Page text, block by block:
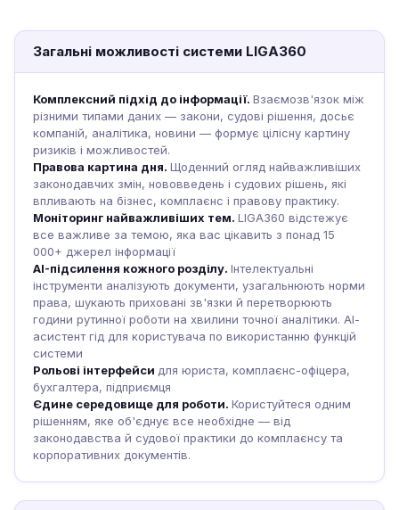
Загальні можливості системи LIGA360
Комплексний підхід до інформації. Взаємозв'язок між
різними типами даних — закони, судові рішення, досьє
компаній, аналітика, новини — формує цілісну картину
ризиків і можливостей.
Правова картина дня. Щоденний огляд найважливіших
законодавчих змін, нововведень і судових рішень, які
впливають на бізнес, комплаєнс і правову практику.
Моніторинг найважливіших тем. LIGA360 відстежує
все важливе за темою, яка вас цікавить з понад 15
000+ джерел інформації
AI-підсилення кожного розділу. Інтелектуальні
інструменти аналізують документи, узагальнюють норми
права, шукають приховані зв'язки й перетворюють
години рутинної роботи на хвилини точної аналітики. АІ-
асистент гід для користувача по використанню функцій
системи
Рольові інтерфейси для юриста, комплаєнс-офіцера,
бухгалтера, підприємця
Єдине середовище для роботи. Користуйтеся одним
рішенням, яке об'єднує все необхідне — від
законодавства й судової практики до комплаєнсу та
корпоративних документів.